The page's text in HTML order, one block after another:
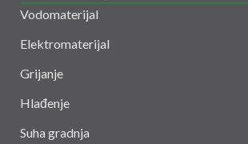
Vodomaterijal
Elektromaterijal
Grijanje
Hlađenje
Suha gradnja